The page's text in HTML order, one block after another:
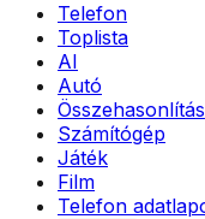
Telefon
Toplista
AI
Autó
Összehasonlítás
Számítógép
Játék
Film
Telefon